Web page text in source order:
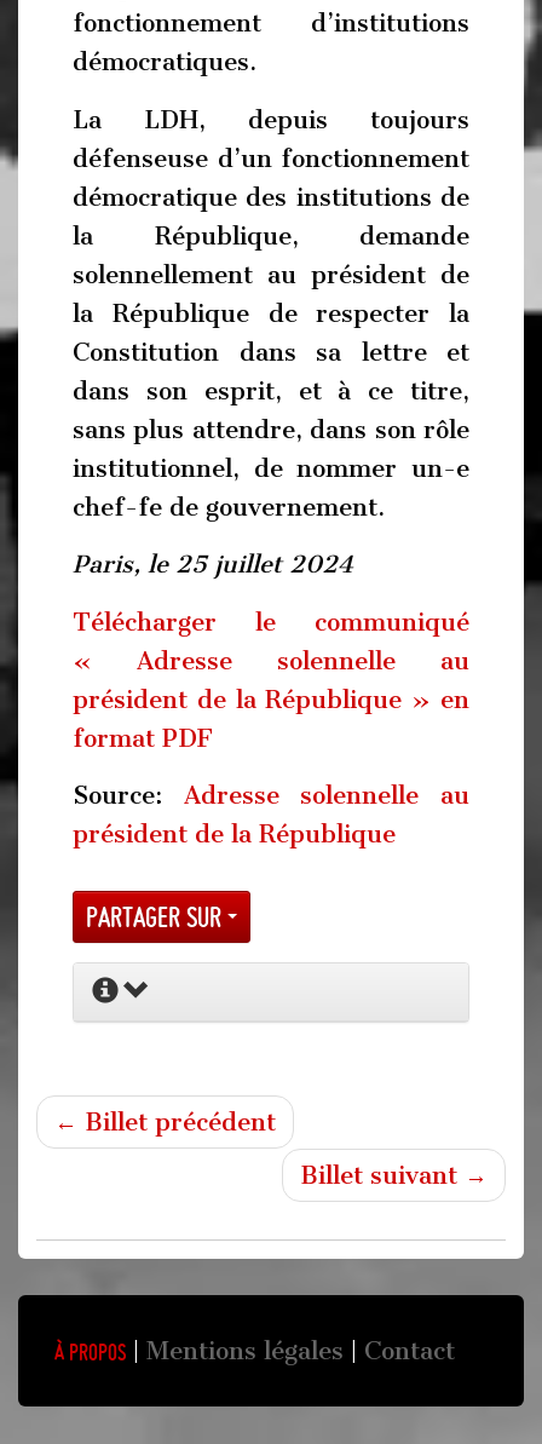
fonctionnement d’institutions
démocratiques.
La LDH, depuis toujours
défenseuse d’un fonctionnement
démocratique des institutions de
la République, demande
solennellement au président de
la République de respecter la
Constitution dans sa lettre et
dans son esprit, et à ce titre,
sans plus attendre, dans son rôle
institutionnel, de nommer un-e
chef-fe de gouvernement.
Paris, le 25 juillet 2024
Télécharger le communiqué
« Adresse solennelle au
président de la République » en
format PDF
Source: Adresse solennelle au
président de la République
Partager sur
← Billet précédent
Billet suivant →
À propos Mentions légales Contact